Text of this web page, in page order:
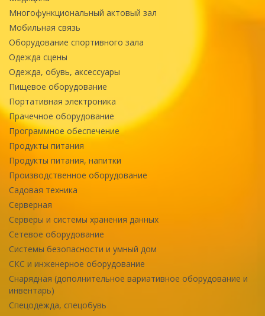
Многофункциональный актовый зал
Мобильная связь
Оборудование спортивного зала
Одежда сцены
Одежда, обувь, аксессуары
Пищевое оборудование
Портативная электроника
Прачечное оборудование
Программное обеспечение
Продукты питания
Продукты питания, напитки
Производственное оборудование
Садовая техника
Серверная
Серверы и системы хранения данных
Сетевое оборудование
Системы безопасности и умный дом
СКС и инженерное оборудование
Снарядная (дополнительное вариативное оборудование и
инвентарь)
Спецодежда, спецобувь